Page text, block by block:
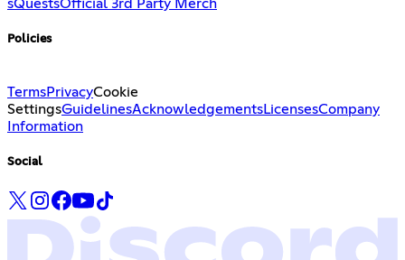
sQuestsOfficial 3rd Party Merch
Policies
TermsPrivacyCookie
SettingsGuidelinesAcknowledgementsLicensesCompany
Information
Social